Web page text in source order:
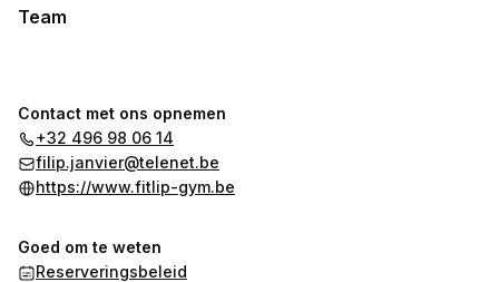
Team
Contact met ons opnemen
+32 496 98 06 14
filip.janvier@telenet.be
https://www.fitlip-gym.be
Goed om te weten
Reserveringsbeleid